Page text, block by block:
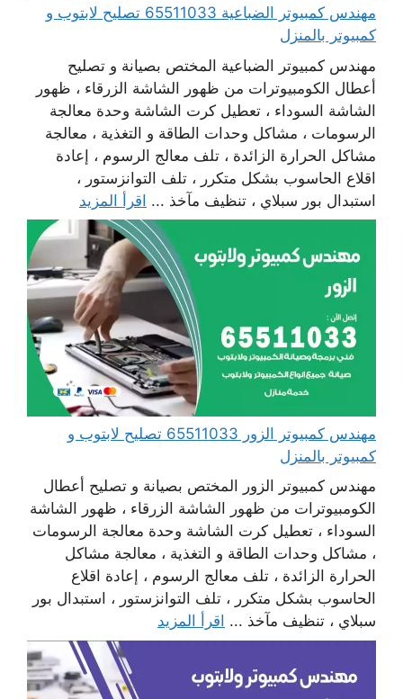
مهندس كمبيوتر الضباعية 65511033 تصليح لابتوب و
كمبيوتر بالمنزل
مهندس كمبيوتر الضباعية المختص بصيانة و تصليح
أعطال الكومبيوترات من ظهور الشاشة الزرقاء ، ظهور
الشاشة السوداء ، تعطيل كرت الشاشة وحدة معالجة
الرسومات ، مشاكل وحدات الطاقة و التغذية ، معالجة
مشاكل الحرارة الزائدة ، تلف معالج الرسوم ، إعادة
اقلاع الحاسوب بشكل متكرر ، تلف التوانزستور ،
استبدال بور سبلاي ، تنظيف مآخذ ... اقرأ المزيد
مهندس كمبيوتر الزور 65511033 تصليح لابتوب و
كمبيوتر بالمنزل
مهندس كمبيوتر الزور المختص بصيانة و تصليح أعطال
الكومبيوترات من ظهور الشاشة الزرقاء ، ظهور الشاشة
السوداء ، تعطيل كرت الشاشة وحدة معالجة الرسومات
، مشاكل وحدات الطاقة و التغذية ، معالجة مشاكل
الحرارة الزائدة ، تلف معالج الرسوم ، إعادة اقلاع
الحاسوب بشكل متكرر ، تلف التوانزستور ، استبدال بور
سبلاي ، تنظيف مآخذ ... اقرأ المزيد